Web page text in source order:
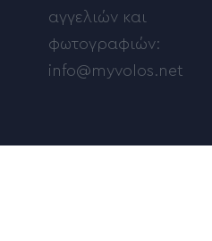
αγγελιών και
φωτογραφιών:
info@myvolos.net